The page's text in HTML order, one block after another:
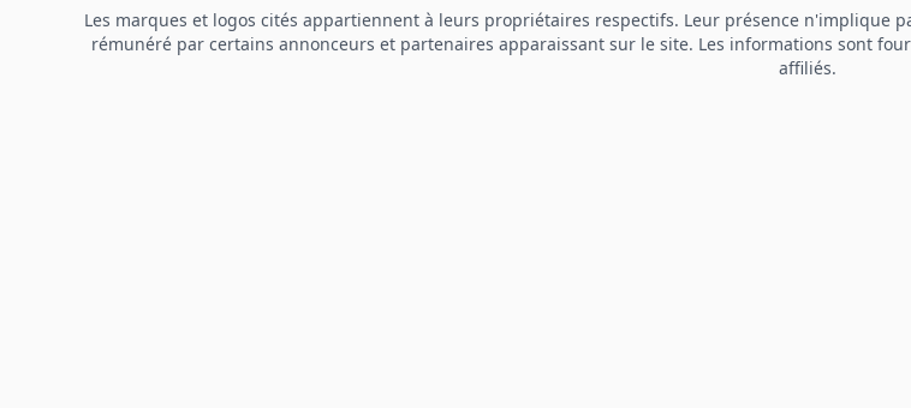
Les marques et logos cités appartiennent à leurs propriétaires respectifs. Leur présence n'implique
rémunéré par certains annonceurs et partenaires apparaissant sur le site. Les informations sont
affiliés.